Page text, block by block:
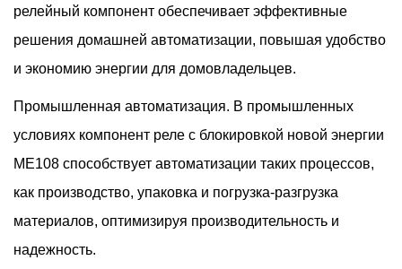
релейный компонент обеспечивает эффективные
решения домашней автоматизации, повышая удобство
и экономию энергии для домовладельцев.
Промышленная автоматизация. В промышленных
условиях компонент реле с блокировкой новой энергии
ME108 способствует автоматизации таких процессов,
как производство, упаковка и погрузка-разгрузка
материалов, оптимизируя производительность и
надежность.